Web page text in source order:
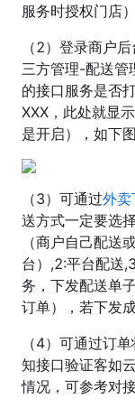
服务时授权门店）
（2）登录商户
三方管理-配送管
的接口服务是否
XXX，此处就显
是开启），如下图
（3）可通过外卖
送方式一定要选
（商户自己配送
台）,2:平台配送
务，下发配送单
订单），若下发
（4）可通过订
知接口验证客如
情况，可参考对接